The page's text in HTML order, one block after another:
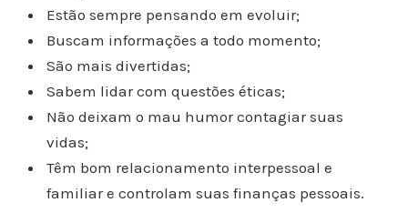
Estão sempre pensando em evoluir;
Buscam informações a todo momento;
São mais divertidas;
Sabem lidar com questões éticas;
Não deixam o mau humor contagiar suas
vidas;
Têm bom relacionamento interpessoal e
familiar e controlam suas finanças pessoais.